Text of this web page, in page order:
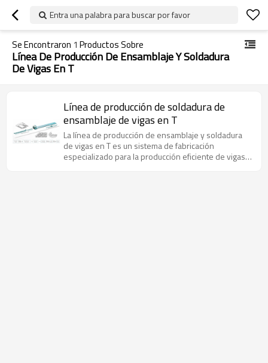
Entra una palabra para buscar por favor
Se Encontraron 1 Productos Sobre
Línea De Producción De Ensamblaje Y Soldadura
De Vigas En T
Línea de producción de soldadura de
ensamblaje de vigas en T
La línea de producción de ensamblaje y soldadura
de vigas en T es un sistema de fabricación
especializado para la producción eficiente de vigas